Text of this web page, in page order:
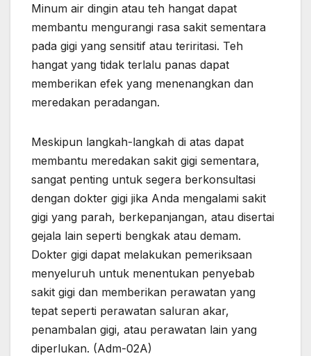
Minum air dingin atau teh hangat dapat
membantu mengurangi rasa sakit sementara
pada gigi yang sensitif atau teriritasi. Teh
hangat yang tidak terlalu panas dapat
memberikan efek yang menenangkan dan
meredakan peradangan.
Meskipun langkah-langkah di atas dapat
membantu meredakan sakit gigi sementara,
sangat penting untuk segera berkonsultasi
dengan dokter gigi jika Anda mengalami sakit
gigi yang parah, berkepanjangan, atau disertai
gejala lain seperti bengkak atau demam.
Dokter gigi dapat melakukan pemeriksaan
menyeluruh untuk menentukan penyebab
sakit gigi dan memberikan perawatan yang
tepat seperti perawatan saluran akar,
penambalan gigi, atau perawatan lain yang
diperlukan. (Adm-02A)